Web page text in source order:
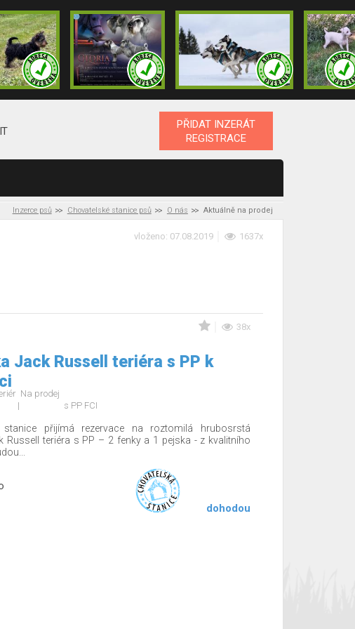
PŘIDAT INZERÁT
REGISTRACE
Inzerce psů Chovatelské stanice psů O nás Aktuálně na prodej
vloženo: 07.08.2019 1637x
38x
Jack Russell teriéra s PP k
Na prodej
s PP FCI
stanice přijímá rezervace na roztomilá hrubosrstá
Russell teriéra s PP – 2 fenky a 1 pejska - z kvalitního
dohodou